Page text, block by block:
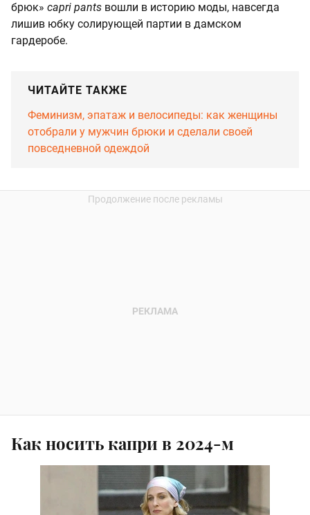
брюк» capri pants вошли в историю моды, навсегда
лишив юбку солирующей партии в дамском
гардеробе.
ЧИТАЙТЕ ТАКЖЕ
Феминизм, эпатаж и велосипеды: как женщины
отобрали у мужчин брюки и сделали своей
повседневной одеждой
Как носить капри в 2024-м